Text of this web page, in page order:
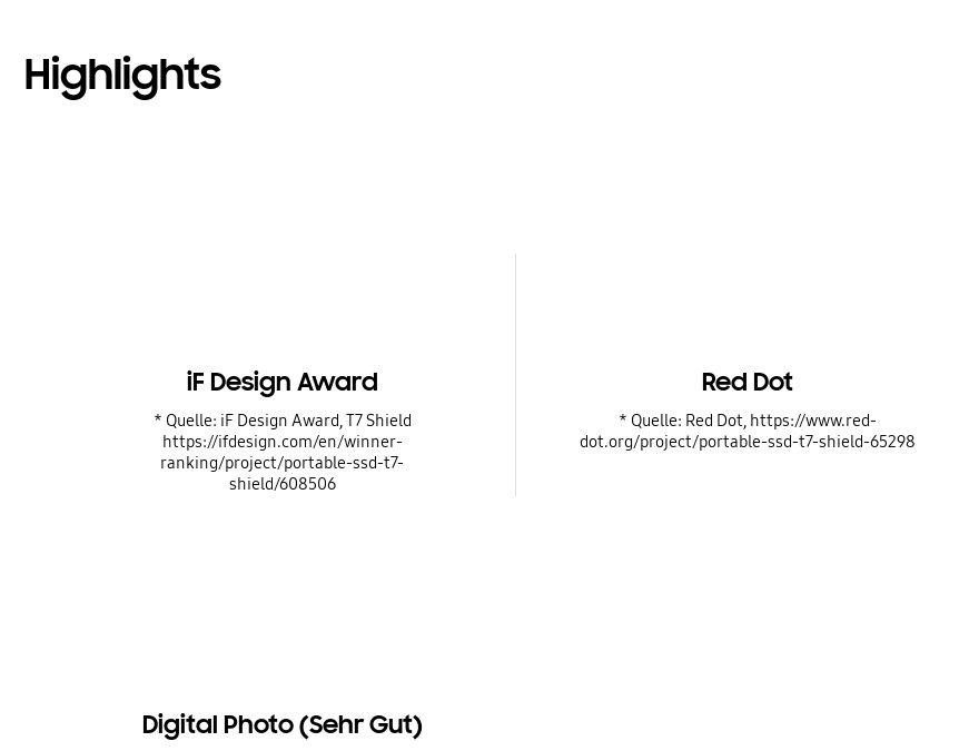
Highlights
iF Design Award
* Quelle: iF Design Award, T7 Shield
https://ifdesign.com/en/winner-
ranking/project/portable-ssd-t7-
shield/608506
Red Dot
* Quelle: Red Dot, https://www.red-
dot.org/project/portable-ssd-t7-shield-65298
Digital Photo (Sehr Gut)